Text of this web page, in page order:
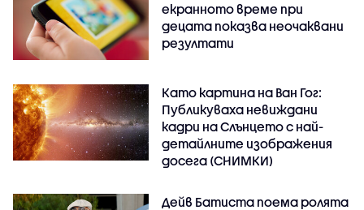
екранното време при
децата показва неочаквани
резултати
Като картина на Ван Гог:
Публикуваха невиждани
кадри на Слънцето с най-
детайлните изображения
досега (СНИМКИ)
Дейв Батиста поема ролята